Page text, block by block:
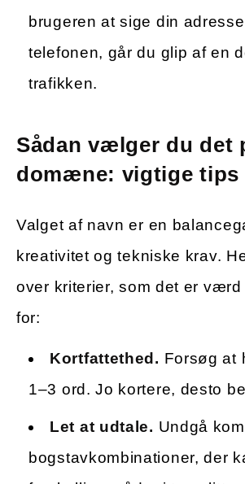
brugeren at sige din
telefonen, går du glip af en
trafikken.
Sådan vælger du det
domæne: vigtige tips
Valget af navn er en
kreativitet og tekniske krav.
over kriterier, som det er
for:
Kortfattethed. Forsøg at
1–3 ord. Jo kortere, desto
Let at udtale. Undgå
bogstavkombinationer, der